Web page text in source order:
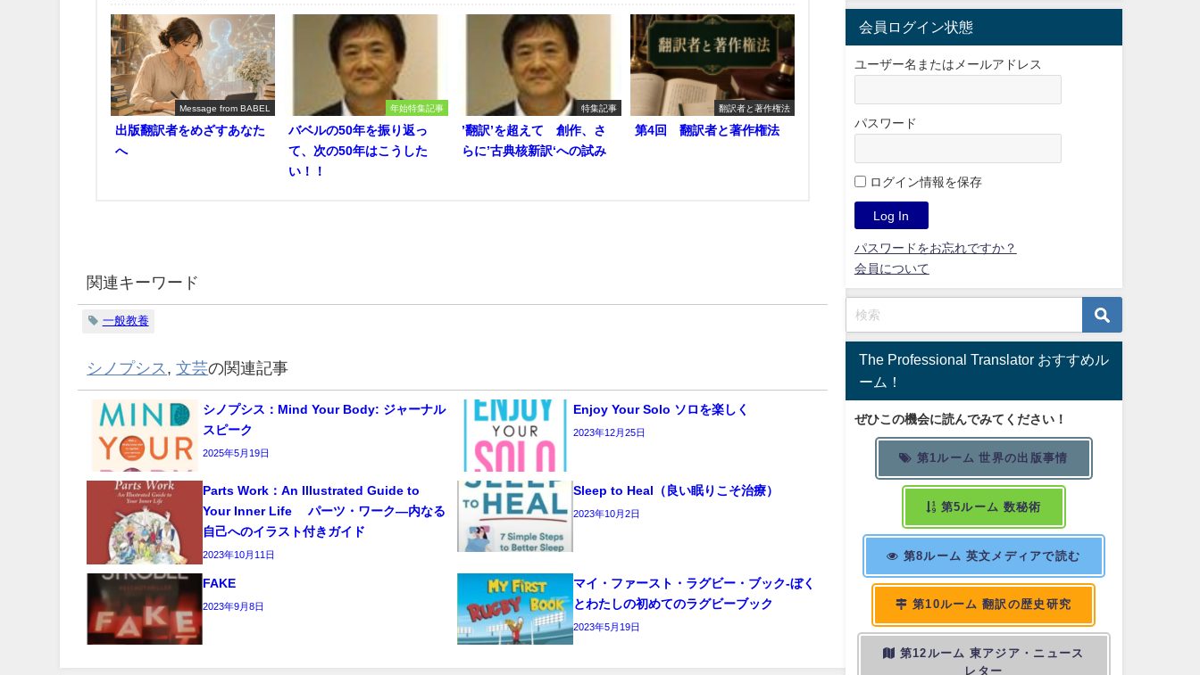
Message from BABEL
出版翻訳者をめざすあなた
へ
年始特集記事
バベルの50年を振り返っ
て、次の50年はこうした
い！！
特集記事
’翻訳’を超えて 創作、さ
らに’古典核新訳‘への試み
翻訳者と著作権法
第4回 翻訳者と著作権法
関連キーワード
一般教養
シノプシス ,文芸の関連記事
シノプシス：Mind Your Body: ジャーナル
スピーク
2025年5月19日
Enjoy Your Solo ソロを楽しく
2023年12月25日
Parts Work：An Illustrated Guide to
Your Inner Life パーツ・ワーク―内なる
自己へのイラスト付きガイド
2023年10月11日
Sleep to Heal（良い眠りこそ治療）
2023年10月2日
FAKE
2023年9月8日
マイ・ファースト・ラグビー・ブック‐ぼく
とわたしの初めてのラグビーブック
2023年5月19日
会員ログイン状態
ユーザー名またはメールアドレス
パスワード
ログイン情報を保存
パスワードをお忘れですか？
会員について
The Professional Translator おすすめル
ーム！
ぜひこの機会に読んでみてください！
第1ルーム 世界の出版事情
第5ルーム 数秘術
第8ルーム 英文メディアで読む
第10ルーム 翻訳の歴史研究
第12ルーム 東アジア・ニュース
レター